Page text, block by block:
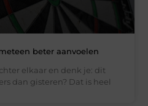
beter aanvoelen
elkaar en denk je: dit
dan gisteren? Dat is heel